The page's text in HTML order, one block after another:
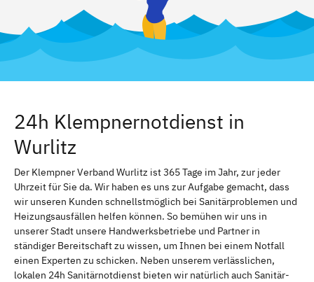
24h Klempnernotdienst in
Wurlitz
Der Klempner Verband Wurlitz ist 365 Tage im Jahr, zur jeder
Uhrzeit für Sie da. Wir haben es uns zur Aufgabe gemacht, dass
wir unseren Kunden schnellstmöglich bei Sanitärproblemen und
Heizungsausfällen helfen können. So bemühen wir uns in
unserer Stadt unsere Handwerksbetriebe und Partner in
ständiger Bereitschaft zu wissen, um Ihnen bei einem Notfall
einen Experten zu schicken. Neben unserem verlässlichen,
lokalen 24h Sanitärnotdienst bieten wir natürlich auch Sanitär-